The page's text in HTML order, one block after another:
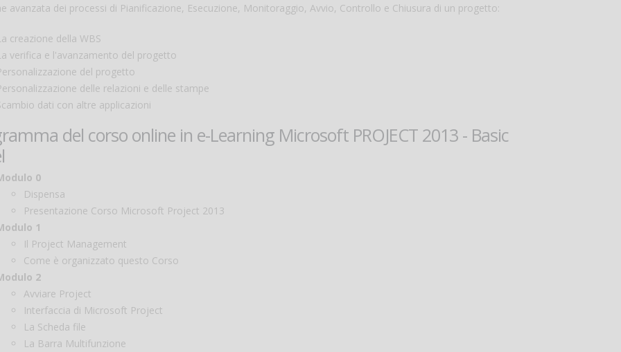
avanzata dei processi di Pianificazione, Esecuzione, Monitoraggio, Avvio, Controllo e Chiusura di un progetto:
creazione della WBS
verifica e l'avanzamento del progetto
del progetto
delle relazioni e delle stampe
dati con altre applicazioni
del corso online in e-Learning Microsoft PROJECT 2013 - Basic
0
Dispensa
Presentazione Corso Microsoft Project 2013
1
Il Project Management
Come è organizzato questo Corso
2
Avviare Project
Interfaccia di Microsoft Project
La Scheda file
La Barra Multifunzione